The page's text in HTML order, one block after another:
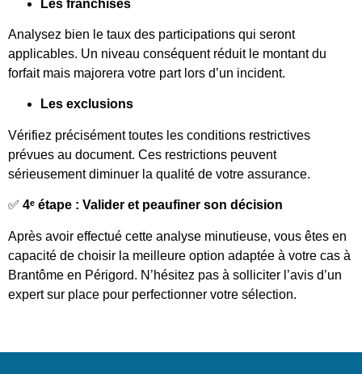
Les franchises
Analysez bien le taux des participations qui seront
applicables. Un niveau conséquent réduit le montant du
forfait mais majorera votre part lors d’un incident.
Les exclusions
Vérifiez précisément toutes les conditions restrictives
prévues au document. Ces restrictions peuvent
sérieusement diminuer la qualité de votre assurance.
✅ 4ᵉ étape : Valider et peaufiner son décision
Après avoir effectué cette analyse minutieuse, vous êtes en
capacité de choisir la meilleure option adaptée à votre cas à
Brantôme en Périgord. N’hésitez pas à solliciter l’avis d’un
expert sur place pour perfectionner votre sélection.